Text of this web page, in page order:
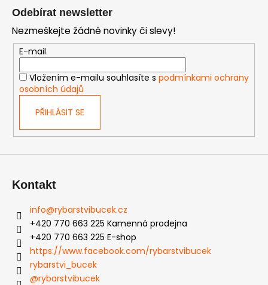
Odebírat newsletter
Nezmeškejte žádné novinky či slevy!
E-mail
Vložením e-mailu souhlasíte s podmínkami ochrany
osobních údajů
PŘIHLÁSIT SE
Kontakt
info@rybarstvibucek.cz
+420 770 663 225 Kamenná prodejna
+420 770 663 225 E-shop
https://www.facebook.com/rybarstvibucek
rybarstvi_bucek
@rybarstvibucek